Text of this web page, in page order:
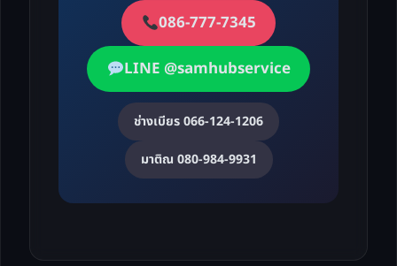
086-777-7345
LINE @samhubservice
ช่างเบียร 066-124-1206
มาติณ 080-984-9931